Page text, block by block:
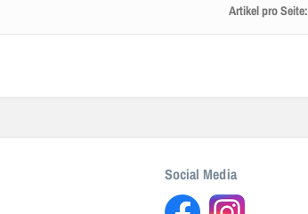
Artikel pro Seite:
Social Media